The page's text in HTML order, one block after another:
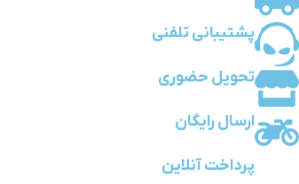
پشتیبانی تلفنی
تحویل حضوری
ارسال رایگان
پرداخت آنلاین